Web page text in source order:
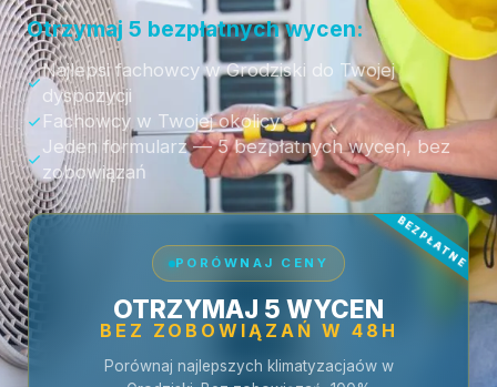
Otrzymaj 5 bezpłatnych wycen:
Najlepsi fachowcy w Grodziski do Twojej
dyspozycji
Fachowcy w Twojej okolicy
Jeden formularz — 5 bezpłatnych wycen, bez
zobowiązań
PORÓWNAJ CENY
OTRZYMAJ 5 WYCEN
BEZ ZOBOWIĄZAŃ W 48H
Porównaj najlepszych klimatyzacjaów w